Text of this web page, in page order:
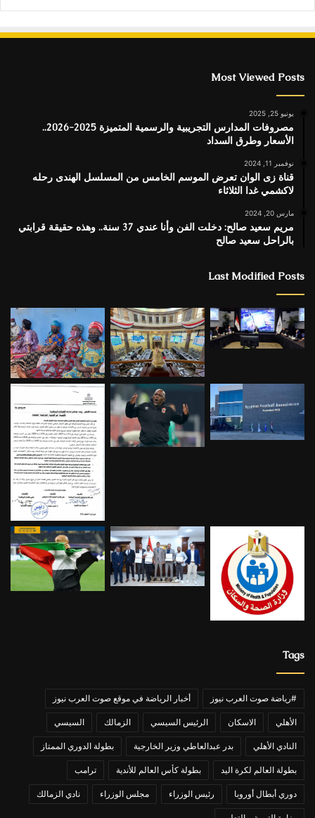
Most Viewed Posts
يونيو 25, 2025
مصروفات المدارس التجريبية والرسمية المتميزة 2025-2026..
الأسعار وطرق السداد
نوفمبر 11, 2024
قناة زى الوان تعرض الموسم الخامس من المسلسل الهندى رحله
لاكشمي غدا الثلاثاء
مارس 20, 2024
مريم سعيد صالح: دخلت الفن وأنا عندي 37 سنة.. وهذه حقيقة قرابتي
بالراحل سعيد صالح
Last Modified Posts
Tags
#رياضة صوت العرب نيوز أخبار الرياضة في موقع صوت العرب نيوز
الأهلي الاسكان الرئيس السيسي الزمالك السيسي
النادي الأهلي بدر عبدالعاطي وزير الخارجية بطولة الدوري الممتاز
بطولة العالم لكرة اليد بطولة كأس العالم للأندية ترامب
دوري أبطال أوروبا رئيس الوزراء مجلس الوزراء نادي الزمالك